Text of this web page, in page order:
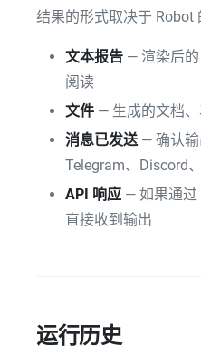
结果的形式取决于 Robot
文本报告 — 渲染后
阅读
文件 — 生成的文档
消息已发送 — 确认输
Telegram、Discord
API 响应 — 如果通过
直接收到输出
运行历史